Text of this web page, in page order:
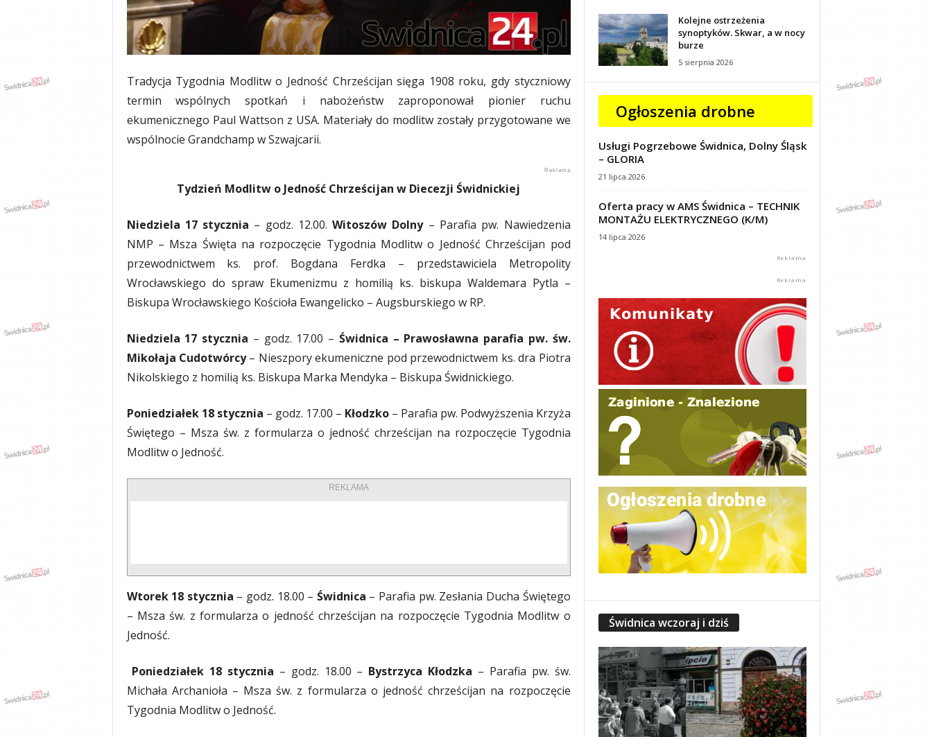
Tradycja Tygodnia Modlitw o Jedność Chrześcijan sięga 1908 roku, gdy styczniowy
termin wspólnych spotkań i nabożeństw zaproponował pionier ruchu
ekumenicznego Paul Wattson z USA. Materiały do modlitw zostały przygotowane we
wspólnocie Grandchamp w Szwajcarii.
Tydzień Modlitw o Jedność Chrześcijan w Diecezji Świdnickiej
Niedziela 17 stycznia – godz. 12.00.Witoszów Dolny– Parafia pw. Nawiedzenia
NMP – Msza Święta na rozpoczęcie Tygodnia Modlitw o Jedność Chrześcijan pod
przewodnictwem ks. prof. Bogdana Ferdka – przedstawiciela Metropolity
Wrocławskiego do spraw Ekumenizmu z homilią ks. biskupa Waldemara Pytla –
Biskupa Wrocławskiego Kościoła Ewangelicko – Augsburskiego w RP.
Niedziela 17 stycznia – godz. 17.00 – Świdnica – Prawosławna parafia pw. św.
Mikołaja Cudotwórcy– Nieszpory ekumeniczne pod przewodnictwem ks. dra Piotra
Nikolskiego z homilią ks. Biskupa Marka Mendyka – Biskupa Świdnickiego.
Poniedziałek 18 stycznia – godz. 17.00 – Kłodzko– Parafia pw. Podwyższenia Krzyża
Świętego – Msza św. z formularza o jedność chrześcijan na rozpoczęcie Tygodnia
Modlitw o Jedność.
REKLAMA
Wtorek 18 stycznia – godz. 18.00 – Świdnica – Parafia pw. Zesłania Ducha Świętego
– Msza św. z formularza o jedność chrześcijan na rozpoczęcie Tygodnia Modlitw o
Jedność.
Poniedziałek 18 stycznia – godz. 18.00 – Bystrzyca Kłodzka – Parafia pw. św.
Michała Archanioła – Msza św. z formularza o jedność chrześcijan na rozpoczęcie
Tygodnia Modlitw o Jedność.
Kolejne ostrzeżenia
synoptyków. Skwar, a w nocy
burze
5 sierpnia 2026
Ogłoszenia drobne
Usługi Pogrzebowe Świdnica, Dolny Śląsk
– GLORIA
21 lipca 2026
Oferta pracy w AMS Świdnica – TECHNIK
MONTAŻU ELEKTRYCZNEGO (K/M)
14 lipca 2026
Świdnica wczoraj i dziś